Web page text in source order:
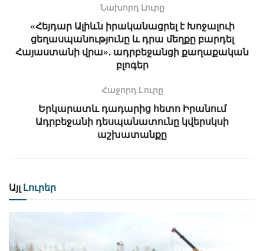
Նախորդ Լուրը
«Հեյդար Ալիևն իրականացրել է Խոջալուի
ցեղասպանությունը և դրա մեղքը բարդել
Հայաստանի վրա». ադրբեջանցի քաղաքական
բլոգեր
Հաջորդ Lուրը
Երկարատև դադարից հետո Իրանում
Ադրբեջանի դեսպանատունը կվերսկսի
աշխատանքը
Այլ Լուրեր